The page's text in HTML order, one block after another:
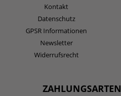
Kontakt
Datenschutz
GPSR Informationen
Newsletter
Widerrufsrecht
ZAHLUNGSARTEN